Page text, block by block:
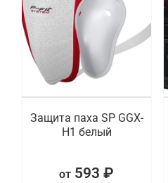
Защита паха SP GGX-
H1 белый
от 593 ₽